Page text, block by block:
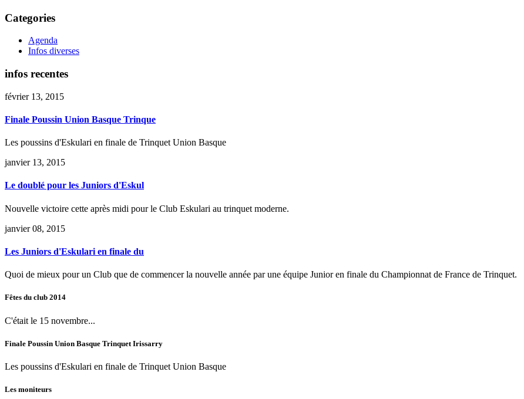
Categories
Agenda
Infos diverses
infos recentes
février 13, 2015
Finale Poussin Union Basque Trinque
Les poussins d'Eskulari en finale de Trinquet Union Basque
janvier 13, 2015
Le doublé pour les Juniors d'Eskul
Nouvelle victoire cette après midi pour le Club Eskulari au trinquet moderne.
janvier 08, 2015
Les Juniors d'Eskulari en finale du
Quoi de mieux pour un Club que de commencer la nouvelle année par une équipe Junior en finale du Championnat de France de Trinquet.
Fêtes du club 2014
C'était le 15 novembre...
Finale Poussin Union Basque Trinquet Irissarry
Les poussins d'Eskulari en finale de Trinquet Union Basque
Les moniteurs